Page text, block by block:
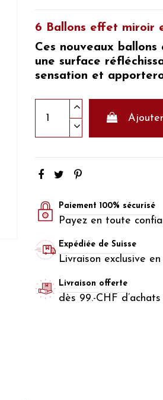
6 Ballons effet miroir
Ces nouveaux ballons
une surface
sensation et
Paiement 100% sécurisé
Payez en toute
Expédiée de Suisse
Livraison exclusive
Livraison offerte
dès 99.-CHF d’achats